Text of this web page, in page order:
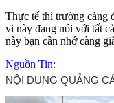
Thực tế thì trường càng
vi này đang nói với tất
này bạn cần nhớ càng
Nguồn Tin: